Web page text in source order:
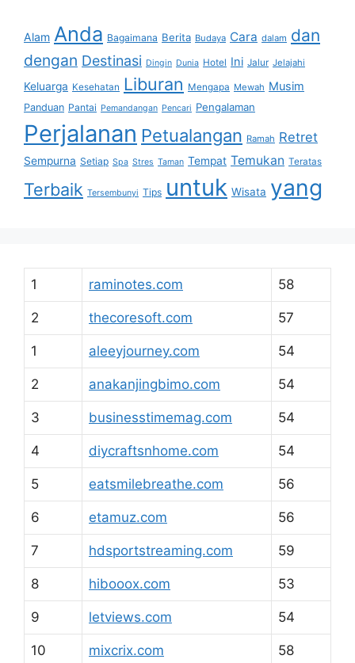
Alam Anda Bagaimana Berita Budaya Cara dalam dan
dengan Destinasi Dingin Dunia Hotel Ini Jalur Jelajahi
Keluarga Kesehatan Liburan Mengapa Mewah Musim
Panduan Pantai Pemandangan Pencari Pengalaman
Perjalanan Petualangan Ramah Retret
Sempurna Setiap Spa Stres Taman Tempat Temukan Teratas
Terbaik Tersembunyi Tips untuk Wisata yang
1 raminotes.com 58
2 thecoresoft.com 57
1 aleeyjourney.com 54
2 anakanjingbimo.com 54
3 businesstimemag.com 54
4 diycraftsnhome.com 54
5 eatsmilebreathe.com 56
6 etamuz.com 56
7 hdsportstreaming.com 59
8 hibooox.com 53
9 letviews.com 54
10 mixcrix.com 58